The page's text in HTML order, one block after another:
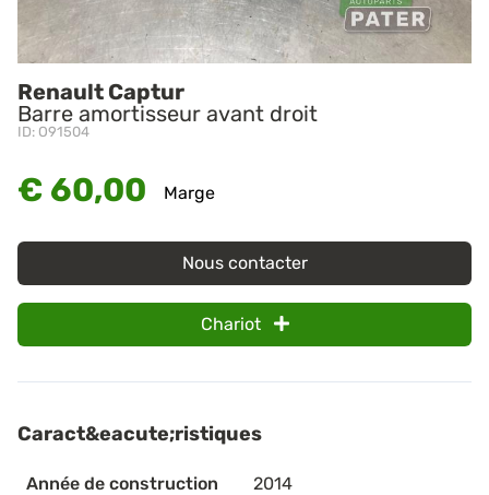
Renault Captur
Barre amortisseur avant droit
ID: O91504
€ 60,00 Marge
Nous contacter
Chariot
Caract&eacute;ristiques
Année de construction
2014